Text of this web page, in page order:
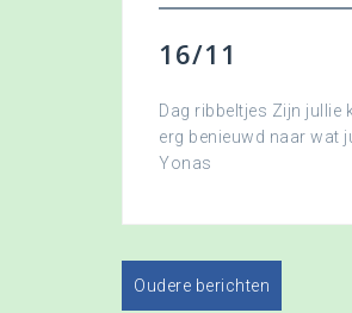
16/11
Dag ribbeltjes Zijn jullie
erg benieuwd naar wat
Yonas
Oudere berichten